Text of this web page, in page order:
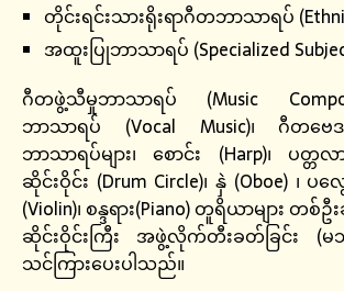
တိုင်းရင်းသားရိုးရာဂီတဘာသာရပ်
အထူးပြုဘာသာရပ် (Specialized
ဂီတဖွဲ့သီမှုဘာသာရပ် (Music
ဘာသာရပ် (Vocal Music)၊ ဂီတဗေဒ
ဘာသာရပ်များ၊ စောင်း (Harp)၊ ပတ္တလာ
ဆိုင်းဝိုင်း (Drum Circle)၊ နှဲ (Oboe) ၊ ပ
(Violin)၊ စန္ဒရား(Piano) တူရိယာများ တစ်ဦ
ဆိုင်းဝိုင်းကြီး အဖွဲ့လိုက်တီးခတ်ခြင်း (
သင်ကြားပေးပါသည်။